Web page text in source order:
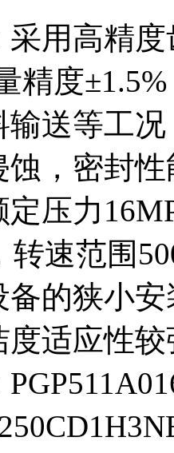
采用高精
精度
输送等工
蚀，密封
压力
转速范围
备的狭小
度适应性较